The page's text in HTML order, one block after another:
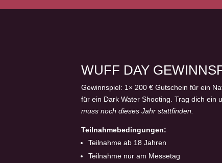
WUFF DAY
Gewinnspiel: 1× 200 € Gutschein für ein
für ein Dark Water Shooting. Trag dich ein
muss noch dieses Jahr stattfinden.
Teilnahmebedingungen:
Teilnahme ab 18 Jahren
Teilnahme nur am Messetag